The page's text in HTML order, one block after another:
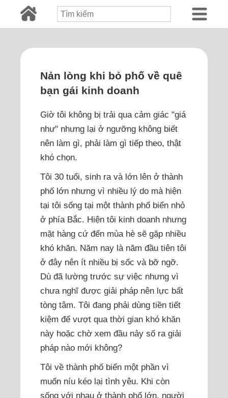
Nản lòng khi bỏ phố về quê
bạn gái kinh doanh
Giờ tôi không bị trải qua cảm giác "giá
như" nhưng lại ở ngưỡng không biết
nên làm gì, phải làm gì tiếp theo, thật
khó chọn.
Tôi 30 tuổi, sinh ra và lớn lên ở thành
phố lớn nhưng vì nhiều lý do mà hiện
tại tôi sống tại một thành phố biển nhỏ
ở phía Bắc. Hiện tôi kinh doanh nhưng
mặt hàng cứ đến mùa hè sẽ gặp nhiều
khó khăn. Năm nay là năm đầu tiên tôi
ở đây nên ít nhiều bị sốc và bỡ ngỡ.
Dù đã lường trước sự việc nhưng vì
chưa nghĩ được giải pháp nên lực bất
tòng tâm. Tôi đang phải dùng tiền tiết
kiệm để vượt qua thời gian khó khăn
này hoặc chờ xem đầu nảy số ra giải
pháp nào mới không?
Tôi về thành phố biển một phần vì
muốn níu kéo lại tình yêu. Khi còn
sống với nhau ở thành phố lớn, người